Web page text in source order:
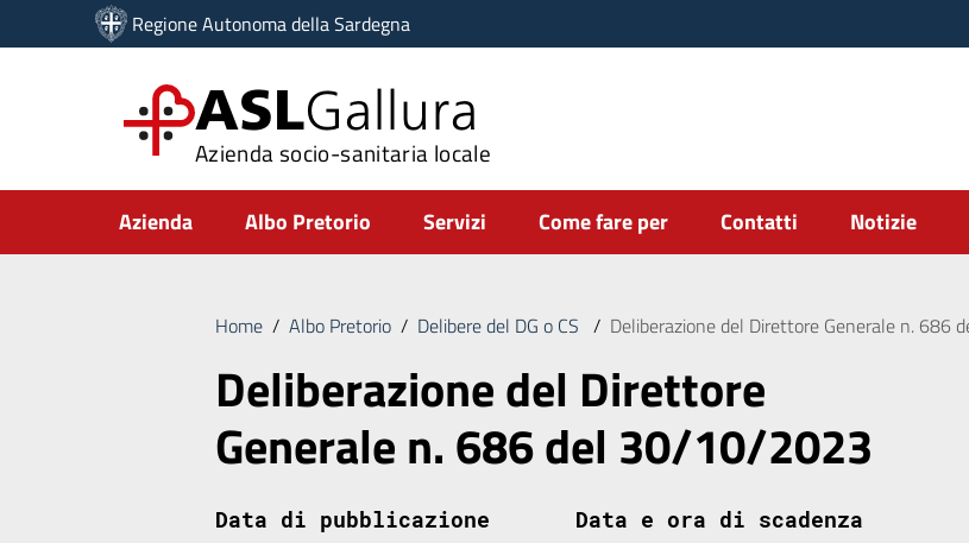
Vai ai contenuti
Vai al menu di navigazione
Regione Autonoma della Sardegna
ASLGallura
Azienda socio-sanitaria locale
Submenu
Azienda Albo Pretorio Servizi Come fare per Contatti Notizie
Home / Albo Pretorio / Delibere del DG o CS / Deliberazione del Direttore Generale n. 686
Deliberazione del Direttore
Generale n. 686 del 30/10/2023
Data di pubblicazione
Data e ora di scadenza